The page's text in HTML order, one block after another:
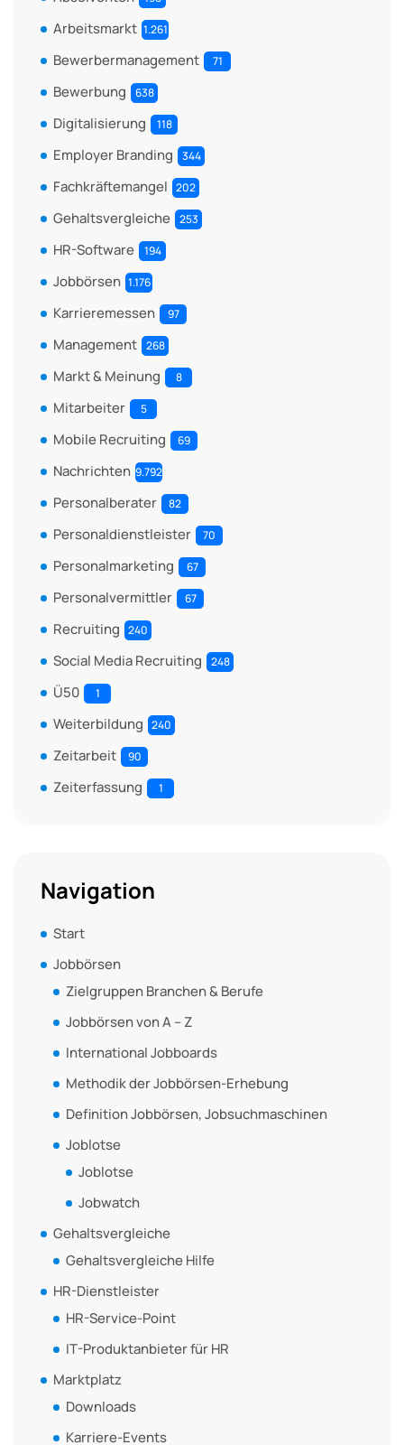
Arbeitsmarkt 1.261
Bewerbermanagement 71
Bewerbung 638
Digitalisierung 118
Employer Branding 344
Fachkräftemangel 202
Gehaltsvergleiche 253
HR-Software 194
Jobbörsen 1.176
Karrieremessen 97
Management 268
Markt & Meinung 8
Mitarbeiter 5
Mobile Recruiting 69
Nachrichten 9.792
Personalberater 82
Personaldienstleister 70
Personalmarketing 67
Personalvermittler 67
Recruiting 240
Social Media Recruiting 248
Ü50 1
Weiterbildung 240
Zeitarbeit 90
Zeiterfassung 1
Navigation
Start
Jobbörsen
Zielgruppen Branchen & Berufe
Jobbörsen von A – Z
International Jobboards
Methodik der Jobbörsen-Erhebung
Definition Jobbörsen, Jobsuchmaschinen
Joblotse
Joblotse
Jobwatch
Gehaltsvergleiche
Gehaltsvergleiche Hilfe
HR-Dienstleister
HR-Service-Point
IT-Produktanbieter für HR
Marktplatz
Downloads
Karriere-Events